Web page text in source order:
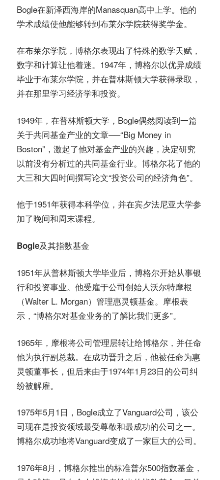
Bogle在新泽西海岸的Manasquan高中上学。他的
学术成绩使他能够转到布莱尔学院获得奖学金。
在布莱尔学院，博格尔表现出了特殊的数学天赋，
数字和计算让他着迷。1947年，博格尔以优异成绩
毕业于布莱尔学院，并在普林斯顿大学获得录取，
并在那里学习经济学和投资。
1949年，在普林斯顿大学，Bogle偶然阅读到一篇
关于共同基金产业的文章──“Big Money in
Boston”，激起了他对基金产业的兴趣，决定研究
以前没有分析过的共同基金行业。博格尔花了他的
大三和大四时间撰写论文“投资公司的经济角色”。
他于1951年获得本科学位，并在宾夕法尼亚大学参
加了晚间和周末课程。
Bogle及其指数基金
1951年从普林斯顿大学毕业后，博格尔开始从事银
行和投资事业。他受雇于公司创始人沃尔特摩根
（Walter L. Morgan）管理惠灵顿基金。摩根表
示，“博格尔对基金业务的了解比我们更多”。
1965年，摩根将公司管理层转让给博格尔，并任命
他为执行副总裁。在成功晋升之后，他被任命为惠
灵顿董事长，但后来由于1974年1月23日的公司纠
纷被解雇。
1975年5月1日，Bogle成立了Vanguard公司，该公
司现在是投资领域最受尊敬和最成功的公司之一。
博格尔成功地将Vanguard变成了一家巨大的公司。
1976年8月，博格尔推出的标准普尔500指数基金，